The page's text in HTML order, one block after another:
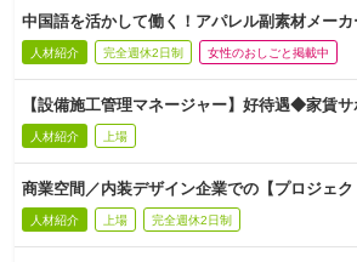
中国語を活かして働く！アパレル副素材メーカ
人材紹介 完全週休2日制 女性のおしごと掲載中
【設備施工管理マネージャー】好待遇◆家賃サ
人材紹介 上場
商業空間／内装デザイン企業での【プロジェク
人材紹介 上場 完全週休2日制